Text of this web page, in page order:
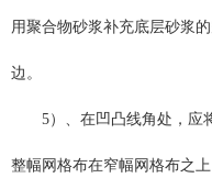
用聚合物砂浆补充底层砂浆
边。
5）、在凹凸线角处，应
整幅网格布在窄幅网格布之上